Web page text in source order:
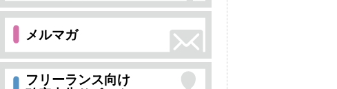
メルマガ
フリーランス向け